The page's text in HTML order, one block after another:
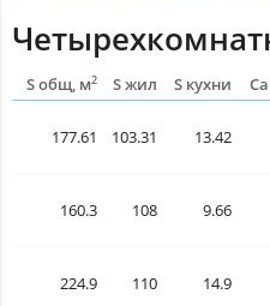
S общ, м2 S жил S кухни
177.61 103.31 13.42
160.3 108 9.66
224.9 110 14.9